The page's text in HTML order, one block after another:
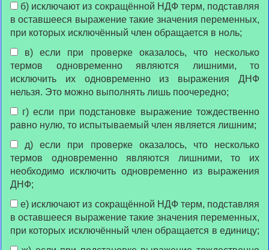
в оставшееся выражение такие значения переменных,
при которых исключённый член обращается в ноль;
термов одновременно являются лишними, то
исключить их одновременно из выражения ДНФ
нельзя. Это можно выполнять лишь поочередно;
равно нулю, то испытываемый член является лишним;
термов одновременно являются лишними, то их
необходимо исключить одновременно из выражения
ДНФ;
в оставшееся выражение такие значения переменных,
при которых исключённый член обращается в единицу;